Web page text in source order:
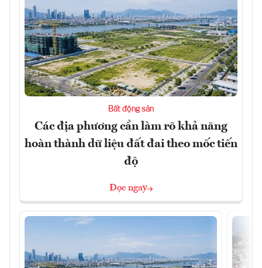
Bất động sản
Các địa phương cần làm rõ khả năng
hoàn thành dữ liệu đất đai theo mốc tiến
độ
Đọc ngay